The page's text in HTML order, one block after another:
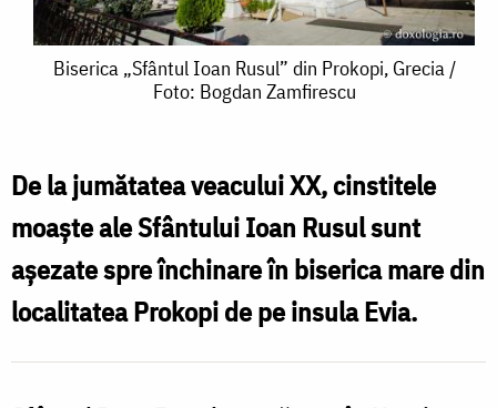
Biserica
Rusul”
din
Prokopi,
Grecia
Biserica „Sfântul Ioan Rusul” din Prokopi, Grecia /
Foto: Bogdan Zamfirescu
De la jumătatea veacului XX, cinstitele
moaşte ale Sfântului Ioan Rusul sunt
aşezate spre închinare în biserica mare din
localitatea Prokopi de pe insula Evia.